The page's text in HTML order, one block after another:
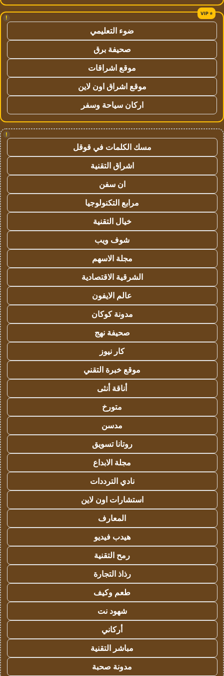
!
ضوء التعليمي
صحيفة برق
موقع اشراقات
موقع اشراق اون لاين
اركان سياحة وسفر
!
مسك الكلمات في قوقل
اشراق التقنية
ان سفن
مرابع التكنولوجيا
خيال التقنية
شوف ويب
مجلة الاسهم
الشرقية الاقتصادية
عالم الايفون
مدونة كوكان
صحيفة نهج
كار نيوز
موقع خبرة التقني
أناقة أنثى
متورخ
مدسن
روتانا تسويق
مجلة الابداع
نادي الترددات
استشارات اون لاين
المعارف
هيدب فيديو
رمح التقنية
رذاذ التجارة
طعم وكيف
شهود نت
أركاني
مباشر التقنية
مدونة صحبة